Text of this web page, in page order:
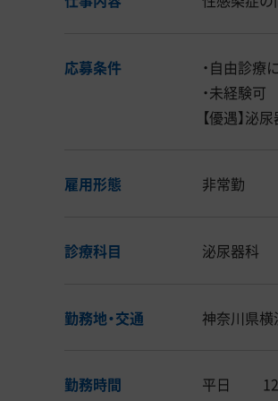
応募条件
・自由診療
・未経験可
【優遇】泌
雇用形態 非常勤
診療科目 泌尿器科
勤務地・交通 神奈川県
勤務時間
平日